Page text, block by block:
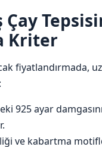
Çay
Kriter
fiyatlandırmada,
:
925 ayar
ve kabartma